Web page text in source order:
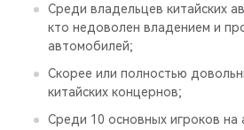
ВИДЕООБЗОРЫ
Среди владельцев китайских
кто недоволен владением и
автомобилей;
Скорее или полностью
китайских концернов;
Среди 10 основных игроков